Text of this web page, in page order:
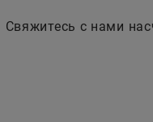
Свяжитесь с нами